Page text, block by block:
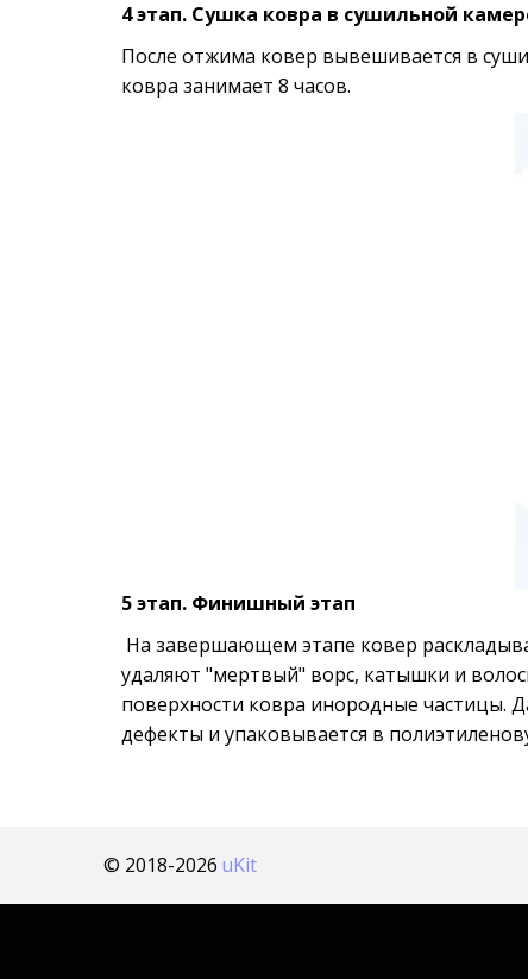
4 этап. Сушка ковра в сушильной
После отжима ковер вывешивается в
ковра занимает 8 часов.
5 этап. Финишный этап
На завершающем этапе ковер
удаляют "мертвый" ворс, катышки и
поверхности ковра инородные частицы.
дефекты и упаковывается в
© 2018-2026 uKit